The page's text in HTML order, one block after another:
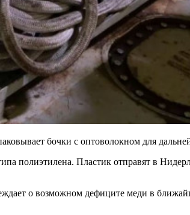
бочки с оптоволокном для
полиэтилена. Пластик отправят в
о возможном дефиците меди в